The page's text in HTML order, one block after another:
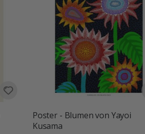
Poster - Blumen von Yayoi
Kusama